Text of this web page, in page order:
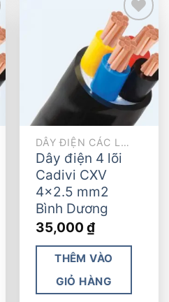
Add to
wishlist
DÂY ĐIỆN CÁC LOẠI
Dây điện 4 lõi
Cadivi CXV
4×2.5 mm2
Bình Dương
35,000 ₫
THÊM VÀO
GIỎ HÀNG